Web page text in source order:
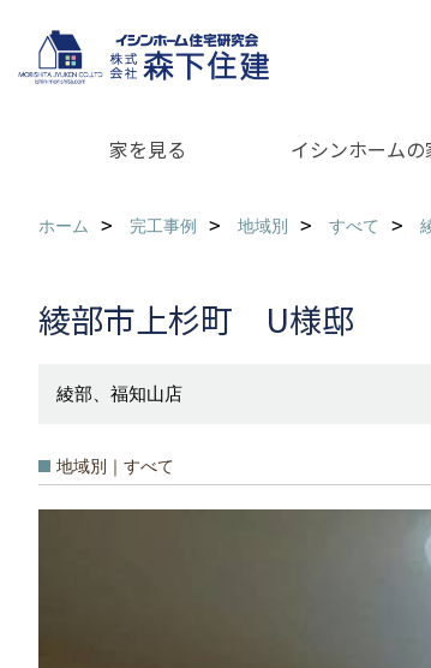
家を見る イシンホームの
ホーム 完工事例 地域別 すべて
綾部市上杉町 U様邸
綾部、福知山店
地域別｜すべて